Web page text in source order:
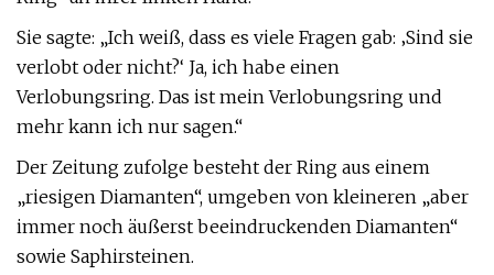
Sie sagte: „Ich weiß, dass es viele Fragen gab: ‚Sind sie
verlobt oder nicht?‘ Ja, ich habe einen
Verlobungsring. Das ist mein Verlobungsring und
mehr kann ich nur sagen.“
Der Zeitung zufolge besteht der Ring aus einem
„riesigen Diamanten“, umgeben von kleineren „aber
immer noch äußerst beeindruckenden Diamanten“
sowie Saphirsteinen.